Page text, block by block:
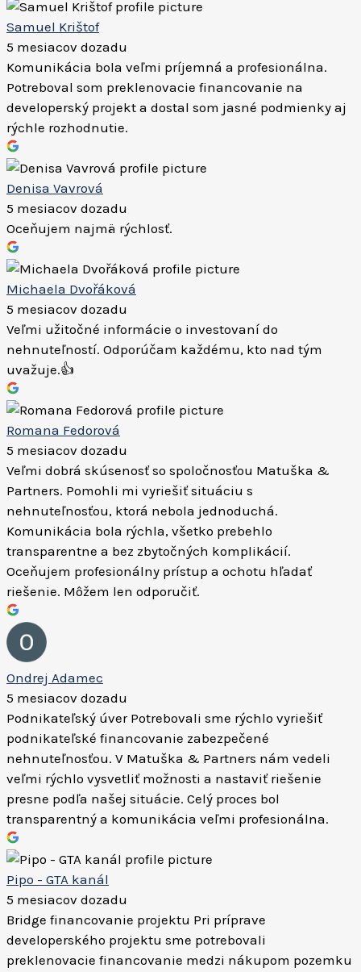
Samuel Krištof
5 mesiacov dozadu
Komunikácia bola veľmi príjemná a profesionálna.
Potreboval som preklenovacie financovanie na
developerský projekt a dostal som jasné podmienky aj
rýchle rozhodnutie.
Denisa Vavrová
5 mesiacov dozadu
Oceňujem najmä rýchlosť.
Michaela Dvořáková
5 mesiacov dozadu
Veľmi užitočné informácie o investovaní do
nehnuteľností. Odporúčam každému, kto nad tým
uvažuje.👍
Romana Fedorová
5 mesiacov dozadu
Veľmi dobrá skúsenosť so spoločnosťou Matuška &
Partners. Pomohli mi vyriešiť situáciu s
nehnuteľnosťou, ktorá nebola jednoduchá.
Komunikácia bola rýchla, všetko prebehlo
transparentne a bez zbytočných komplikácií.
Oceňujem profesionálny prístup a ochotu hľadať
riešenie. Môžem len odporučiť.
Ondrej Adamec
5 mesiacov dozadu
Podnikateľský úver Potrebovali sme rýchlo vyriešiť
podnikateľské financovanie zabezpečené
nehnuteľnosťou. V Matuška & Partners nám vedeli
veľmi rýchlo vysvetliť možnosti a nastaviť riešenie
presne podľa našej situácie. Celý proces bol
transparentný a komunikácia veľmi profesionálna.
Pipo - GTA kanál
5 mesiacov dozadu
Bridge financovanie projektu Pri príprave
developerského projektu sme potrebovali
preklenovacie financovanie medzi nákupom pozemku